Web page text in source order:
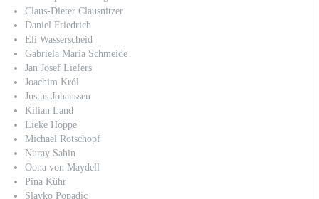
Claus-Dieter Clausnitzer
Daniel Friedrich
Eli Wasserscheid
Gabriela Maria Schmeide
Jan Josef Liefers
Joachim Król
Justus Johanssen
Kilian Land
Lieke Hoppe
Michael Rotschopf
Nuray Sahin
Oona von Maydell
Pina Kühr
Slavko Popadic